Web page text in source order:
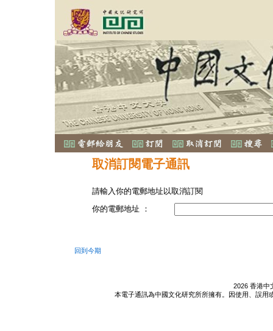
取消訂閱電子通訊
請輸入你的電郵地址以取消訂閱
你的電郵地址 ：
回到今期
2026 香港中
本電子通訊為中國文化研究所所擁有。因使用、誤